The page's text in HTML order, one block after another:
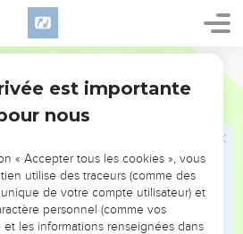
nous.
nous dit : Vous savez que ma
fils ;
moi, et j'ai dit : Certainement il a
revu jusqu'à présent.
celui-ci de devant moi, et qu'un
descendre mes cheveux
shéol.
vers ton serviteur, mon père, et
duquel son âme est étroitement
est importante
nous
« Accepter tous les cookies », vous
utilise des traceurs (comme des
de votre compte utilisateur) et
personnel (comme vos
les informations renseignées dans